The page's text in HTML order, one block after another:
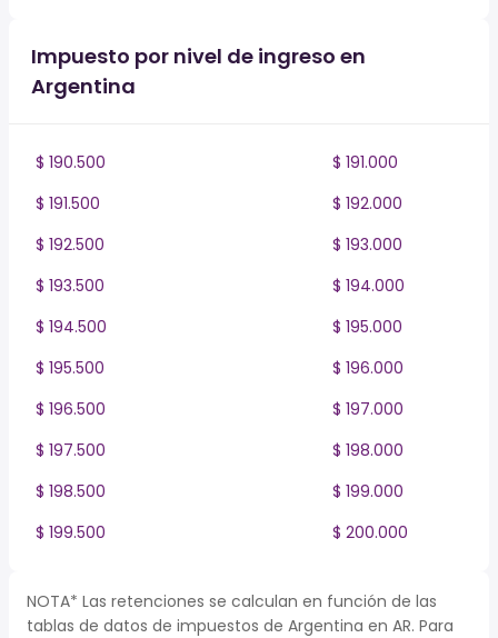
Impuesto por nivel de ingreso en
Argentina
$ 190.500
$ 191.000
$ 191.500
$ 192.000
$ 192.500
$ 193.000
$ 193.500
$ 194.000
$ 194.500
$ 195.000
$ 195.500
$ 196.000
$ 196.500
$ 197.000
$ 197.500
$ 198.000
$ 198.500
$ 199.000
$ 199.500
$ 200.000
NOTA* Las retenciones se calculan en función de las
tablas de datos de impuestos de Argentina en AR. Para